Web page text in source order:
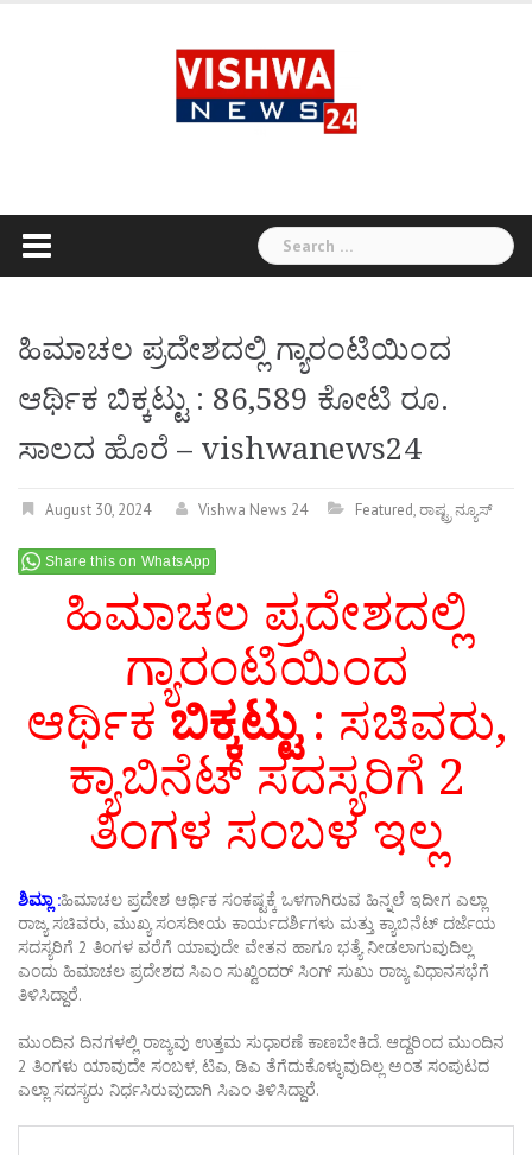
Search
for:
ಹಿಮಾಚಲ ಪ್ರದೇಶದಲ್ಲಿ ಗ್ಯಾರಂಟಿಯಿಂದ
ಆರ್ಥಿಕ ಬಿಕ್ಕಟ್ಟು : 86,589 ಕೋಟಿ ರೂ.
ಸಾಲದ ಹೊರೆ – vishwanews24
August 30, 2024 Vishwa News 24 Featured,ರಾಷ್ಟ್ರ ನ್ಯೂಸ್
Share this on WhatsApp
ಹಿಮಾಚಲ ಪ್ರದೇಶದಲ್ಲಿ
ಗ್ಯಾರಂಟಿಯಿಂದ
ಆರ್ಥಿಕಬಿಕ್ಕಟ್ಟು: ಸಚಿವರು,
ಕ್ಯಾಬಿನೆಟ್ ಸದಸ್ಯರಿಗೆ 2
ತಿಂಗಳ ಸಂಬಳ ಇಲ್ಲ
ಶಿಮ್ಲಾ :ಹಿಮಾಚಲ ಪ್ರದೇಶ ಆರ್ಥಿಕ ಸಂಕಷ್ಟಕ್ಕೆ ಒಳಗಾಗಿರುವ ಹಿನ್ನಲೆ ಇದೀಗ ಎಲ್ಲಾ
ರಾಜ್ಯ ಸಚಿವರು, ಮುಖ್ಯ ಸಂಸದೀಯ ಕಾರ್ಯದರ್ಶಿಗಳು ಮತ್ತು ಕ್ಯಾಬಿನೆಟ್ ದರ್ಜೆಯ
ಸದಸ್ಯರಿಗೆ 2 ತಿಂಗಳ ವರೆಗೆ ಯಾವುದೇ ವೇತನ ಹಾಗೂ ಭತ್ಯೆ ನೀಡಲಾಗುವುದಿಲ್ಲ
ಎಂದು ಹಿಮಾಚಲ ಪ್ರದೇಶದ ಸಿಎಂ ಸುಖ್ವಿಂದರ್‌ ಸಿಂಗ್ ಸುಖು ರಾಜ್ಯ ವಿಧಾನಸಭೆಗೆ
ತಿಳಿಸಿದ್ದಾರೆ.
ಮುಂದಿನ ದಿನಗಳಲ್ಲಿ ರಾಜ್ಯವು ಉತ್ತಮ ಸುಧಾರಣೆ ಕಾಣಬೇಕಿದೆ. ಆದ್ದರಿಂದ ಮುಂದಿನ
2 ತಿಂಗಳು ಯಾವುದೇ ಸಂಬಳ, ಟಿಎ, ಡಿಎ ತೆಗೆದುಕೊಳ್ಳುವುದಿಲ್ಲ ಅಂತ ಸಂಪುಟದ
ಎಲ್ಲಾ ಸದಸ್ಯರು ನಿರ್ಧಸಿರುವುದಾಗಿ ಸಿಎಂ ತಿಳಿಸಿದ್ದಾರೆ.